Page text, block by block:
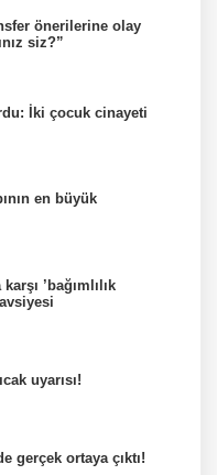
önerilerine olay
siz?”
İki çocuk cinayeti
en büyük
’bağımlılık
uyarısı!
gerçek ortaya çıktı!